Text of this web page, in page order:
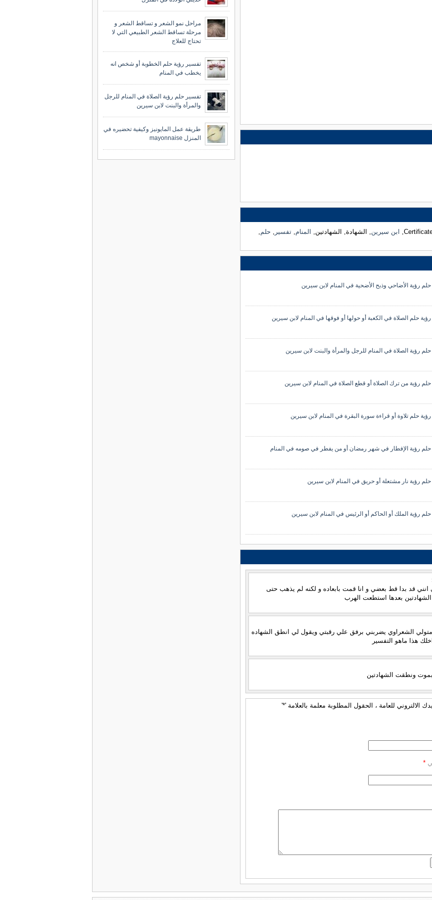
ابن سيرين , الشهادة, الشهادتين, المنام تفسير حلم
رؤية الأضاحي وذبح الأضحية في المنام لابن سيرين
حلم الصلاة في الكعبة أو حولها أو فوقها في المنام لابن سيرين
رؤية الصلاة في المنام للرجل والمرأة والبنت لابن سيرين
رؤية من ترك الصلاة أو قطع الصلاة في المنام لابن سيرين
حلم تلاوة أو قراءة سورة البقرة في المنام لابن سيرين
رؤية الإفطار في شهر رمضان أو من يفطر في صومه في المنام
رؤية نار مشتعلة أو حريق في المنام لابن سيرين
رؤية الملك أو الحاكم أو الرئيس في المنام لابن سيرين
انني قد بدا قط بعضي و انا قمت بابعاده و لكنه لم يذهب حتى
بعدها استطعت الهرب
الشعراوي يضربني برفق علي رقبتي ويقول لي انطق الشهاده
هذا ماهو التفسير
ونطقت الشهادتين
الالتروني للعامة ، الحقول المطلوبة معلمة بالعلامة '*'
*
مراحل نمو الشعر و تساقط الشعر و
مرحلة تساقط الشعر الطبيعي التي لا
تحتاج للعلاج
تفسير رؤية حلم الخطوبة أو شخص انه
يخطب في المنام
تفسير حلم رؤية الصلاة في المنام للرجل
والمرأة والبنت لابن سيرين
طريقة عمل المايونيز وكيفية تحضيره في
المنزل mayonnaise